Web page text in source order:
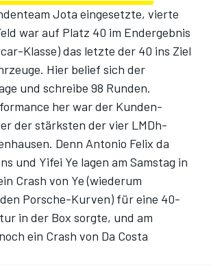
Jota eingesetzte, vierte
war auf Platz 40 im Endergebnis
Klasse) das letzte der 40 ins Ziel
Hier belief sich der
und schreibe 98 Runden.
her war der Kunden-
der stärksten der vier LMDh-
Denn Antonio Felix da
und Yifei Ye lagen am Samstag in
Crash von Ye (wiederum
Porsche-Kurven) für eine 40-
in der Box sorgte, und am
ein Crash von Da Costa